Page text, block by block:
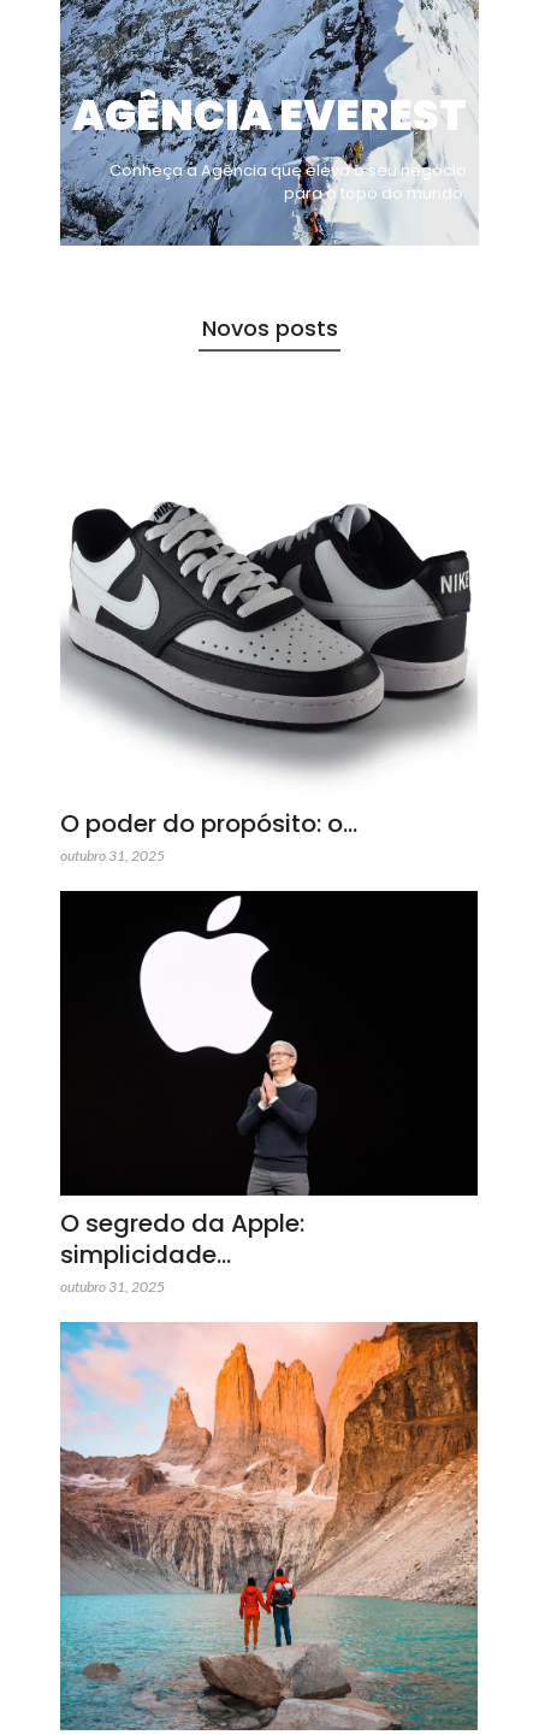
AGÊNCIA EVEREST
Conheça a Agência que eleva o seu negócio
para o topo do mundo.
Novos posts
O poder do propósito: o…
outubro 31, 2025
O segredo da Apple:
simplicidade…
outubro 31, 2025